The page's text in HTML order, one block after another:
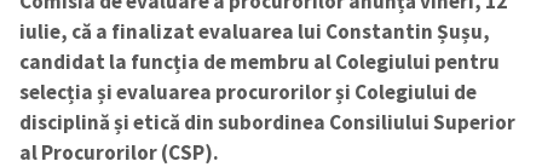
iulie, că a finalizat evaluarea lui Constantin Șușu,
candidat la funcția de membru al Colegiului pentru
selecția și evaluarea procurorilor și Colegiului de
disciplină și etică din subordinea Consiliului Superior
al Procurorilor (CSP).